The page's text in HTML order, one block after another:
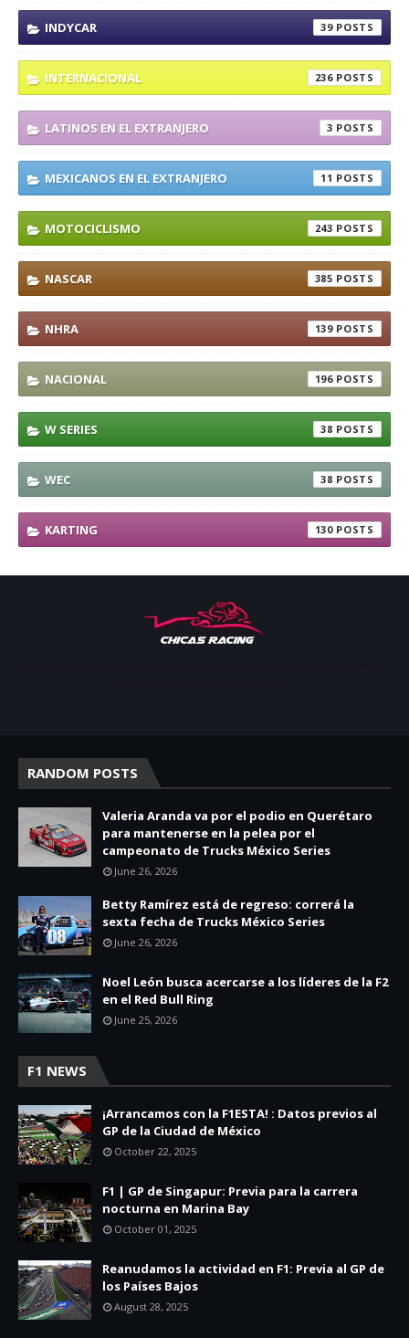
INDYCAR 39
INTERNACIONAL 236
LATINOS EN EL EXTRANJERO 3
MEXICANOS EN EL EXTRANJERO 11
MOTOCICLISMO 243
NASCAR 385
NHRA 139
NACIONAL 196
W SERIES 38
WEC 38
KARTING 130
RANDOM POSTS
Valeria Aranda va por el podio en Querétaro
para mantenerse en la pelea por el
campeonato de Trucks México Series
June 26, 2026
Betty Ramírez está de regreso: correrá la
sexta fecha de Trucks México Series
June 26, 2026
Noel León busca acercarse a los líderes de la F2
en el Red Bull Ring
June 25, 2026
F1 NEWS
¡Arrancamos con la F1ESTA! : Datos previos al
GP de la Ciudad de México
October 22, 2025
F1 | GP de Singapur: Previa para la carrera
nocturna en Marina Bay
October 01, 2025
Reanudamos la actividad en F1: Previa al GP de
los Países Bajos
August 28, 2025